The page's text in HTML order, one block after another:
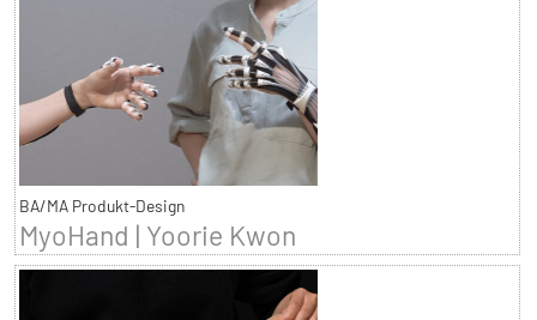
BA/MA Produkt-Design
MyoHand | Yoorie Kwon